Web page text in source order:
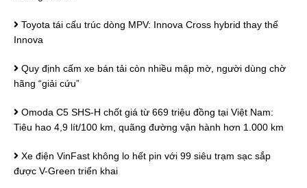
Toyota tái cấu trúc dòng MPV: Innova Cross hybrid thay thế
Innova
Quy định cấm xe bán tải còn nhiều mập mờ, người dùng chờ
hãng “giải cứu”
Omoda C5 SHS-H chốt giá từ 669 triệu đồng tại Việt Nam:
Tiêu hao 4,9 lít/100 km, quãng đường vận hành hơn 1.000 km
Xe điện VinFast không lo hết pin với 99 siêu trạm sạc sắp
được V-Green triển khai